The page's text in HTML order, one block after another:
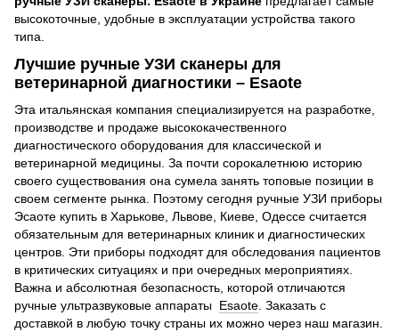
высокоточные, удобные в эксплуатации устройства такого
типа.
Лучшие ручные УЗИ сканеры для
ветеринарной диагностики – Esaote
Эта итальянская компания специализируется на разработке,
производстве и продаже высококачественного
диагностического оборудования для классической и
ветеринарной медицины. За почти сорокалетнюю историю
своего существования она сумела занять топовые позиции в
своем сегменте рынка. Поэтому сегодня ручные УЗИ приборы
Эсаоте купить в Харькове, Львове, Киеве, Одессе считается
обязательным для ветеринарных клиник и диагностических
центров. Эти приборы подходят для обследования пациентов
в критических ситуациях и при очередных мероприятиях.
Важна и абсолютная безопасность, которой отличаются
ручные ультразвуковые аппараты Esaote . Заказать с
доставкой в любую точку страны их можно через наш магазин.